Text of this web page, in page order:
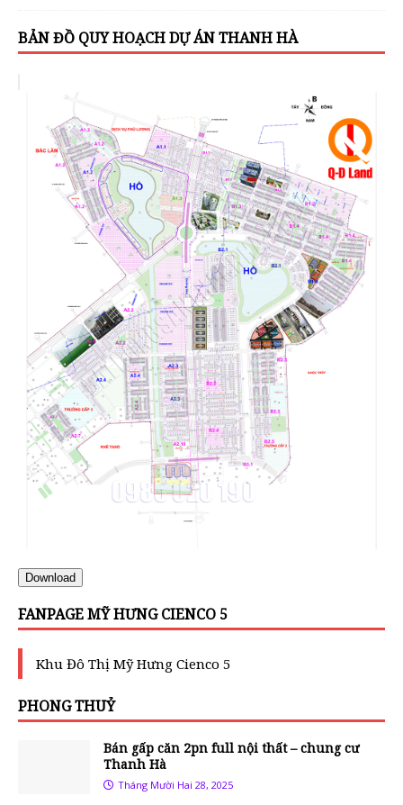
BẢN ĐỒ QUY HOẠCH DỰ ÁN THANH HÀ
Download
FANPAGE MỸ HƯNG CIENCO 5
Khu Đô Thị Mỹ Hưng Cienco 5
PHONG THUỶ
Bán gấp căn 2pn full nội thất – chung cư
Thanh Hà
Tháng Mười Hai 28, 2025